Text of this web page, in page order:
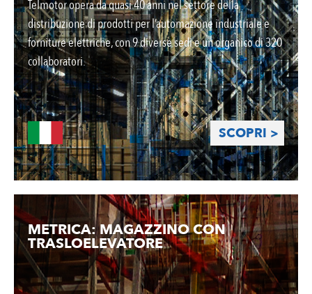
Telmotor opera da quasi 40 anni nel settore della
distribuzione di prodotti per l’automazione industriale e
forniture elettriche, con 9 diverse sedi e un organico di 320
collaboratori.
SCOPRI >
METRICA: MAGAZZINO CON
TRASLOELEVATORE